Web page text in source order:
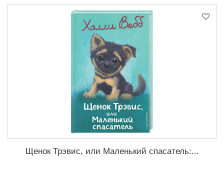
Щенок Трэвис, или Маленький спасатель:...